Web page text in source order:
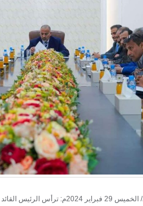
شبكة المهرة الأخبارية /عدن/ الخميس